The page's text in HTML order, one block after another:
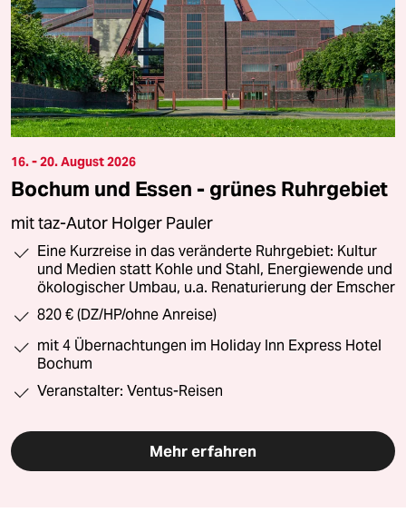
16. - 20. August 2026
Bochum und Essen - grünes Ruhrgebiet
mit taz-Autor Holger Pauler
Eine Kurzreise in das veränderte Ruhrgebiet: Kultur
und Medien statt Kohle und Stahl, Energiewende und
ökologischer Umbau, u.a. Renaturierung der Emscher
820 € (DZ/HP/ohne Anreise)
mit 4 Übernachtungen im Holiday Inn Express Hotel
Bochum
Veranstalter: Ventus-Reisen
Mehr erfahren